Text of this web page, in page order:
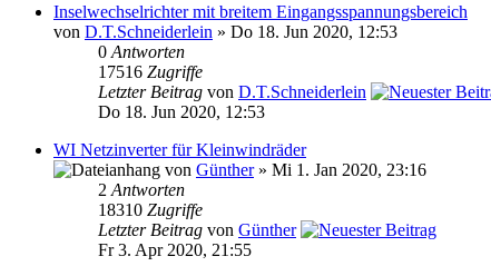
Inselwechselrichter mit breitem Eingangsspannungsbereich
von D.T.Schneiderlein » Do 18. Jun 2020, 12:53
0 Antworten
17516 Zugriffe
Letzter Beitrag von D.T.Schneiderlein
Do 18. Jun 2020, 12:53
WI Netzinverter für Kleinwindräder
von Günther» Mi 1. Jan 2020, 23:16
2 Antworten
18310 Zugriffe
Letzter Beitrag von Günther
Fr 3. Apr 2020, 21:55